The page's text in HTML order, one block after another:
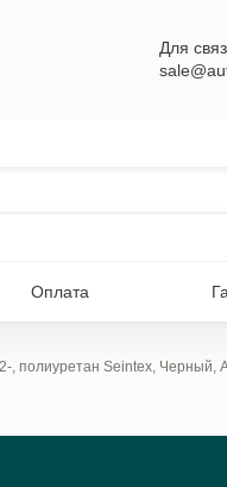
Для
Оплата
, полиуретан Seintex, Черный,